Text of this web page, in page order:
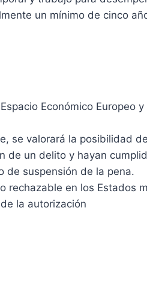
un mínimo de cinco
Económico Europeo
se valorará la posibilidad
de un delito y hayan
de suspensión de la pena.
en los Estados
la autorización